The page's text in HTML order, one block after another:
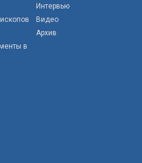
в
Интервью
Видео
Архив